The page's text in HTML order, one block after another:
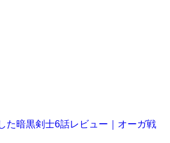
た暗黒剣士6話レビュー｜オーガ戦